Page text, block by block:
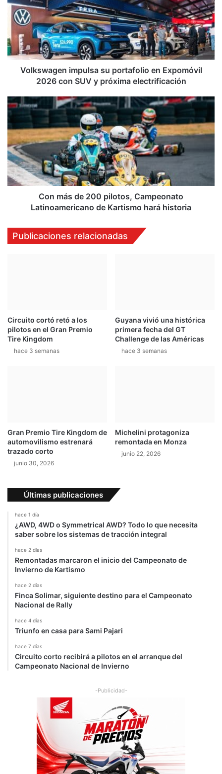
portafolio
en
Expomóvil
2026
con
SUV
Volkswagen impulsa su portafolio en Expomóvil
2026 con SUV y próxima electrificación
Con
más
de
200
pilotos,
Campeonato
Latinoamericano
de
Kartismo
Con más de 200 pilotos, Campeonato
Latinoamericano de Kartismo hará historia
Publicaciones relacionadas
Circuito cortó retó a los
pilotos en el Gran Premio
Tire Kingdom
hace 3 semanas
Guyana vivió una histórica
primera fecha del GT
Challenge de las Américas
hace 3 semanas
Gran Premio Tire Kingdom de
automovilismo estrenará
trazado corto
junio 30, 2026
Michelini protagoniza
remontada en Monza
junio 22, 2026
Últimas publicaciones
hace 1 día
¿AWD, 4WD o Symmetrical AWD? Todo lo que necesita
saber sobre los sistemas de tracción integral
hace 2 días
Remontadas marcaron el inicio del Campeonato de
Invierno de Kartismo
hace 2 días
Finca Solimar, siguiente destino para el Campeonato
Nacional de Rally
hace 4 días
Triunfo en casa para Sami Pajari
hace 7 días
Circuito corto recibirá a pilotos en el arranque del
Campeonato Nacional de Invierno
-Publicidad-